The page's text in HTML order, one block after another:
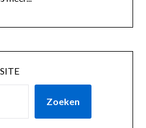
Zoeken